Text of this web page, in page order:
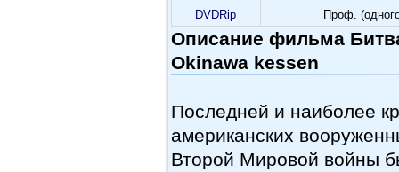
DVDRip
Проф.
Описание фильма
Okinawa kessen
Последней и наиболее
американских
Второй Мировой войны